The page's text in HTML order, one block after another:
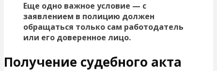
Еще одно важное условие — с
заявлением в полицию должен
обращаться только сам работодатель
или его доверенное лицо.
Получение судебного акта